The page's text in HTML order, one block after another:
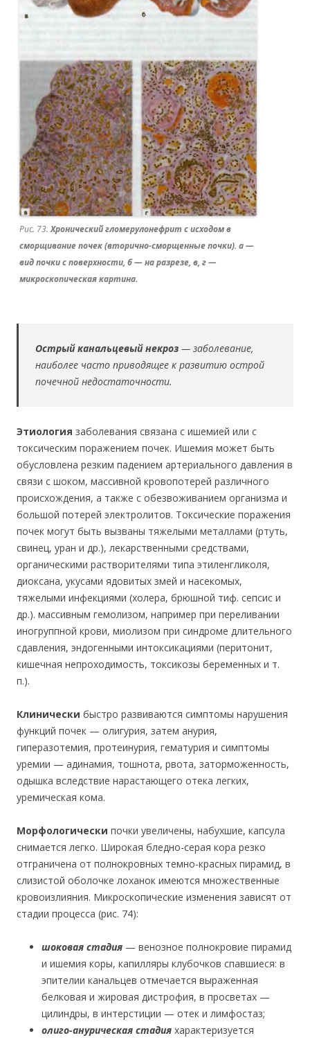
Рис. 73.Хронический гломерулонефрит с исходом в
сморщивание почек (вторично-сморщенные почки). а —
вид почки с поверхности, б — на разрезе, в, г —
микроскопическая картина.
Острый канальцевый некроз — заболевание,
наиболее часто приводящее к развитию острой
почечной недостаточности.
Этиология заболевания связана с ишемией или с
токсическим поражением почек. Ишемия может быть
обусловлена резким падением артериального давления в
связи с шоком, массивной кровопотерей различного
происхождения, а также с обезвоживанием организма и
большой потерей электролитов. Токсические поражения
почек могут быть вызваны тяжелыми металлами (ртуть,
свинец, уран и др.), лекарственными средствами,
органическими растворителями типа этиленгликоля,
диоксана, укусами ядовитых змей и насекомых,
тяжелыми инфекциями (холера, брюшной тиф. сепсис и
др.). массивным гемолизом, например при переливании
иногруппной крови, миолизом при синдроме длительного
сдавления, эндогенными интоксикациями (перитонит,
кишечная непроходимость, токсикозы беременных и т.
п.).
Клинически быстро развиваются симптомы нарушения
функций почек — олигурия, затем анурия,
гиперазотемия, протеинурия, гематурия и симптомы
уремии — адинамия, тошнота, рвота, заторможенность,
одышка вследствие нарастающего отека легких,
уремическая кома.
Морфологически почки увеличены, набухшие, капсула
снимается легко. Широкая бледно-серая кора резко
отграничена от полнокровных темно-красных пирамид, в
слизистой оболочке лоханок имеются множественные
кровоизлияния. Микроскопические изменения зависят от
стадии процесса (рис. 74):
шоковая стадия — венозное полнокровие пирамид
и ишемия коры, капилляры клубочков спавшиеся: в
эпителии канальцев отмечается выраженная
белковая и жировая дистрофия, в просветах —
цилиндры, в интерстиции — отек и лимфостаз;
олиго-анурическая стадия характеризуется